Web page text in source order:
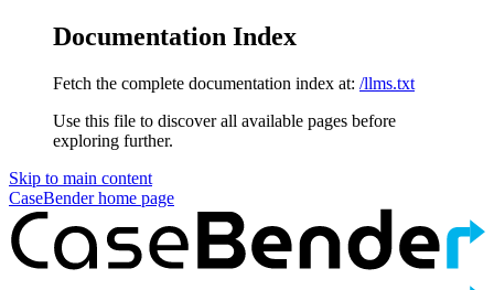
Documentation Index
Fetch the complete documentation index at: /llms.txt
Use this file to discover all available pages before
exploring further.
Skip to main content
CaseBenderhome page